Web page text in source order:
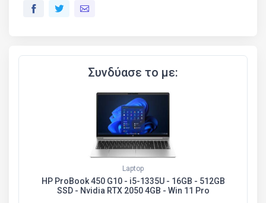
Συνδύασε το με:
Laptop
HP ProBook 450 G10 - i5-1335U - 16GB - 512GB
SSD - Nvidia RTX 2050 4GB - Win 11 Pro